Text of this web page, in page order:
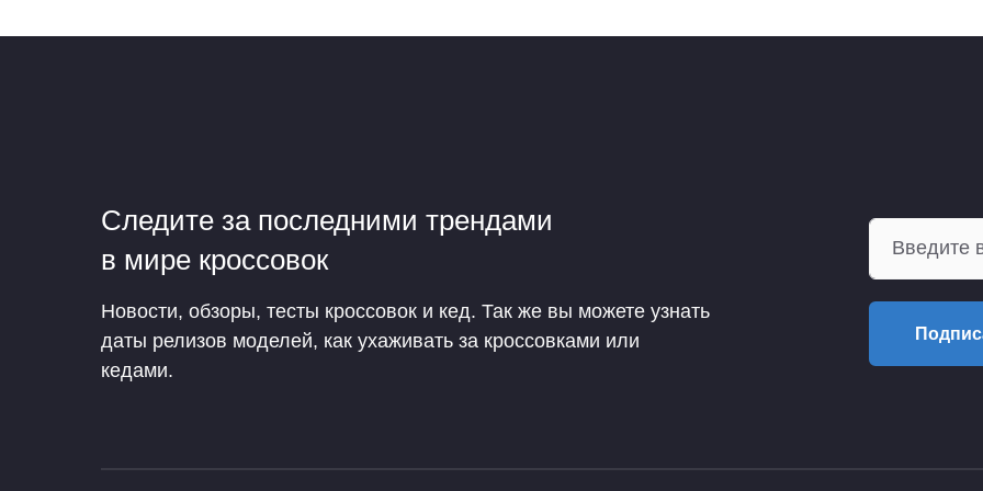
Следите за последними трендами
в мире кроссовок
Новости, обзоры, тесты кроссовок и кед. Так же вы можете узнать
даты релизов моделей, как ухаживать за кроссовками или
кедами.